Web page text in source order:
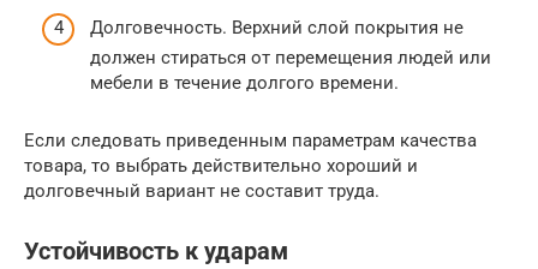
Долговечность. Верхний слой покрытия не
должен стираться от перемещения людей или
мебели в течение долгого времени.
Если следовать приведенным параметрам качества
товара, то выбрать действительно хороший и
долговечный вариант не составит труда.
Устойчивость к ударам